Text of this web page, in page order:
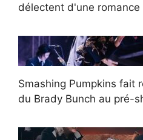
délectent d'une romance
Smashing Pumpkins fait
du Brady Bunch au pré-